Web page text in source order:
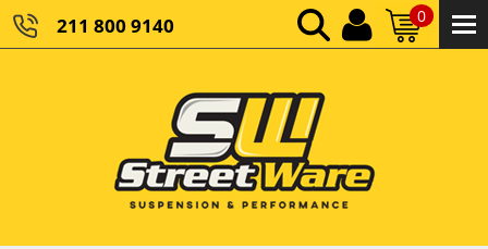
211 800 9140 0
ΚΑΘΑΡΌ ΣΎΝΟΛΟ:
ΤΕΛΙΚΌ ΣΎΝΟΛΟ:0,00 €